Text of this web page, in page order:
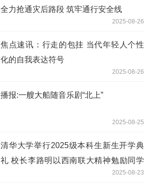
全力抢通灾后路段 筑牢通行安全线
2025-08-26
焦点速讯：行走的包挂 当代年轻人个性
化的自我表达符号
2025-08-26
播报:一艘大船随音乐剧“北上”
2025-08-25
清华大学举行2025级本科生新生开学典
礼 校长李路明以西南联大精神勉励同学
2025-08-23